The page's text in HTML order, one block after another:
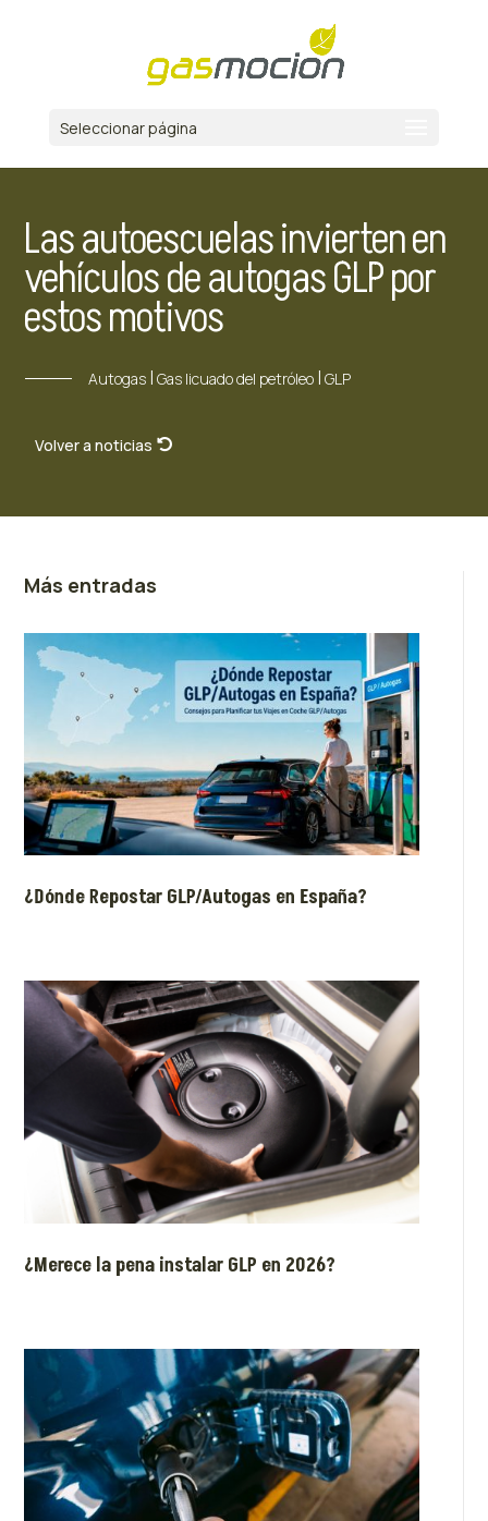
Seleccionar página
Las autoescuelas invierten en
vehículos de autogas GLP por
estos motivos
Autogas| Gas licuado del petróleo| GLP
Volver a noticias
Más entradas
¿Dónde Repostar GLP/Autogas en España?
¿Merece la pena instalar GLP en 2026?